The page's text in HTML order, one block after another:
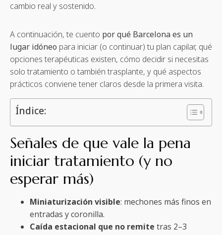
cambio real y sostenido.
A continuación, te cuento por qué Barcelona es un
lugar idóneo para iniciar (o continuar) tu plan capilar, qué
opciones terapéuticas existen, cómo decidir si necesitas
solo tratamiento o también trasplante, y qué aspectos
prácticos conviene tener claros desde la primera visita.
Índice:
Señales de que vale la pena
iniciar tratamiento (y no
esperar más)
Miniaturización visible: mechones más finos en
entradas y coronilla.
Caída estacional que no remite tras 2–3